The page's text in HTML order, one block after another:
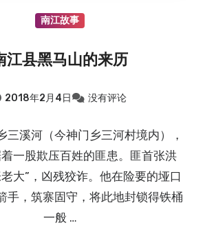
南江故事
江县黑马山的来历
2018年2月4日 没有评论
三溪河（今神门乡三河村境内），
一股欺压百姓的匪患。匪首张洪
大”，凶残狡诈。他在险要的垭口
手，筑寨固守，将此地封锁得铁桶
一般 …